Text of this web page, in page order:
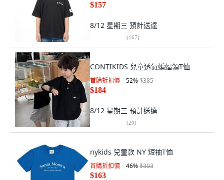
$157
8/12 星期三 預計送達
(167)
CONTIKIDS 兒童透氣蝙蝠領T恤
首購折扣價 52%$385
$184
8/12 星期三 預計送達
(20)
nykids 兒童款 NY 短袖T恤
首購折扣價 46%$303
$163